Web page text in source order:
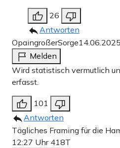
26
Antworten
OpaingroßerSorge
Melden
Wird statistisch vermutlich
erfasst.
101
Antworten
Tägliches Framing für die
12:27 Uhr 418T